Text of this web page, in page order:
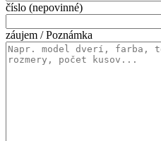
číslo (nepovinné)
záujem / Poznámka